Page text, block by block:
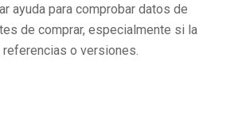
ayuda para comprobar datos de
de comprar, especialmente si la
o versiones.